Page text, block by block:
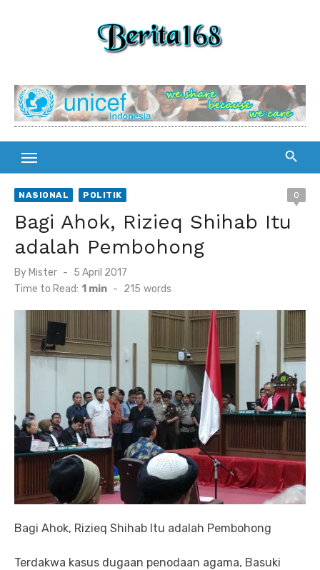
NASIONAL POLITIK 0
Bagi Ahok, Rizieq Shihab Itu
adalah Pembohong
By Mister
Posted
on
5 April 2017
Time to Read: 1 min - 215 words
Bagi Ahok, Rizieq Shihab Itu adalah Pembohong
Terdakwa kasus dugaan penodaan agama, Basuki